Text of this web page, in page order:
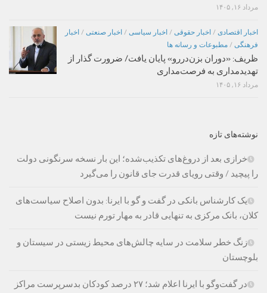
مرداد ۱۶, ۱۴۰۵
اخبار اقتصادی / اخبار حقوقی / اخبار سیاسی / اخبار صنعتی / اخبار
فرهنگی / مطبوعات و رسانه ها
ظریف: «دوران بزن‌دررو» پایان یافت/ ضرورت گذار از
تهدیدمداری به فرصت‌مداری
مرداد ۱۶, ۱۴۰۵
نوشته‌های تازه
خرازی بعد از دروغ‌های تکذیب‌شده؛ این بار نسخه سرنگونی دولت
را پیچید / وقتی رویای قدرت جای قانون را می‌گیرد
یک کارشناس بانکی در گفت و گو با ایرنا: بدون اصلاح سیاست‌های
کلان، بانک مرکزی به تنهایی قادر به مهار تورم نیست
زنگ خطر سلامت در سایه چالش‌های محیط زیستی در سیستان و
بلوچستان
در گفت‌وگو با ایرنا اعلام شد؛ ۲۷ درصد کودکان بدسرپرست مراکز